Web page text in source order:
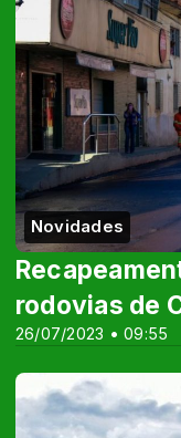
Novidades
26/07/2023 • 09:55
rodovias de